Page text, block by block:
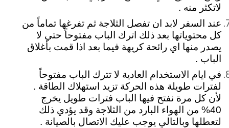
لاتكثر منه .
عند السفر لابد ان تفصل الثلاجة ثم تفرغها تماماً من
كل محتوياتها بعد ذلك اترك الباب مفتوحاً حتي لا
يصدر منها اي رائحة كريهة فيما بعد اذا قمت بأغلاق
الباب .
في ايام الاستخدام العادية لا تترك الباب مفتوحاً
لفترات طويلة هذه الحركة تزيد استهلاك الطاقة .
لأن كل مرة نفتح فيها الباب فترات طويل يخرج
40% من الهواء البارد من الثلاجة وقد يؤدي ذلك
لتعطلها وبالتالي يوجب عليك الاتصال بالصيانة .